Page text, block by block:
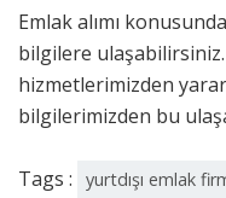
Emlak alımı
bilgilere ulaşabilirsiniz.
hizmetlerimizden
bilgilerimizden bu
Tags : yurtdışı emlak